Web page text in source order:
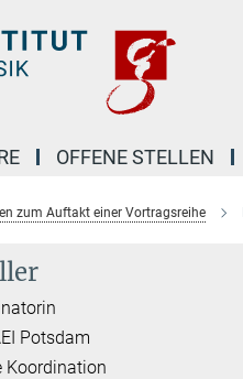
OFFENE STELLEN
zum Auftakt einer Vortragsreihe
Potsdam
Koordination